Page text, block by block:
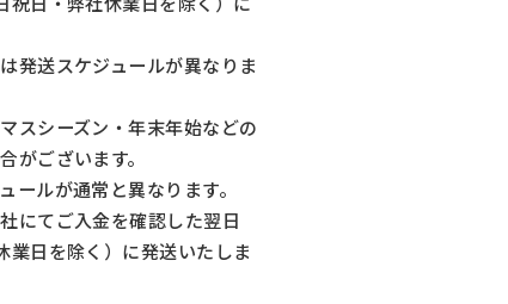
発送スケジュールが異なりま
スシーズン・年末年始などの
がございます。
ールが通常と異なります。
にてご入金を確認した翌日
業日を除く）に発送いたしま